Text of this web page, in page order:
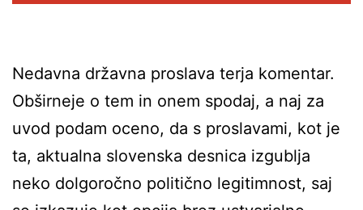
Nedavna državna proslava terja komentar.
Obširneje o tem in onem spodaj, a naj za
uvod podam oceno, da s proslavami, kot je
ta, aktualna slovenska desnica izgublja
neko dolgoročno politično legitimnost, saj